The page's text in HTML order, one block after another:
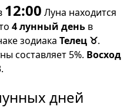
12:00 Луна находится
4 лунный день в
зодиака Телец ♉.
составляет 5%. Восход
дней